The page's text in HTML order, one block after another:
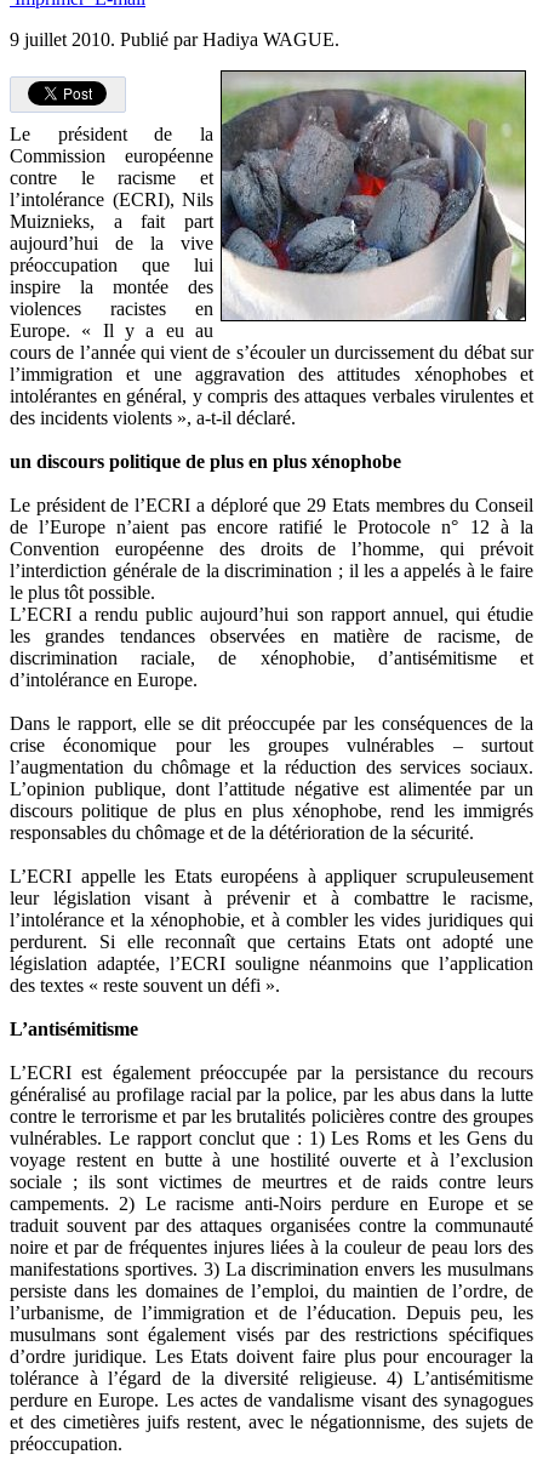
9 juillet 2010. Publié par Hadiya WAGUE.
Le président de la
Commission européenne
contre le racisme et
l’intolérance (ECRI), Nils
Muiznieks, a fait part
aujourd’hui de la vive
préoccupation que lui
inspire la montée des
violences racistes en
Europe. « Il y a eu au
cours de l’année qui vient de s’écouler un durcissement du débat sur
l’immigration et une aggravation des attitudes xénophobes et
intolérantes en général, y compris des attaques verbales virulentes et
des incidents violents », a-t-il déclaré.
un discours politique de plus en plus xénophobe
Le président de l’ECRI a déploré que 29 Etats membres du Conseil
de l’Europe n’aient pas encore ratifié le Protocole n° 12 à la
Convention européenne des droits de l’homme, qui prévoit
l’interdiction générale de la discrimination ; il les a appelés à le faire
le plus tôt possible.
L’ECRI a rendu public aujourd’hui son rapport annuel, qui étudie
les grandes tendances observées en matière de racisme, de
discrimination raciale, de xénophobie, d’antisémitisme et
d’intolérance en Europe.
Dans le rapport, elle se dit préoccupée par les conséquences de la
crise économique pour les groupes vulnérables – surtout
l’augmentation du chômage et la réduction des services sociaux.
L’opinion publique, dont l’attitude négative est alimentée par un
discours politique de plus en plus xénophobe, rend les immigrés
responsables du chômage et de la détérioration de la sécurité.
L’ECRI appelle les Etats européens à appliquer scrupuleusement
leur législation visant à prévenir et à combattre le racisme,
l’intolérance et la xénophobie, et à combler les vides juridiques qui
perdurent. Si elle reconnaît que certains Etats ont adopté une
législation adaptée, l’ECRI souligne néanmoins que l’application
des textes « reste souvent un défi ».
L’antisémitisme
L’ECRI est également préoccupée par la persistance du recours
généralisé au profilage racial par la police, par les abus dans la lutte
contre le terrorisme et par les brutalités policières contre des groupes
vulnérables. Le rapport conclut que : 1) Les Roms et les Gens du
voyage restent en butte à une hostilité ouverte et à l’exclusion
sociale ; ils sont victimes de meurtres et de raids contre leurs
campements. 2) Le racisme anti-Noirs perdure en Europe et se
traduit souvent par des attaques organisées contre la communauté
noire et par de fréquentes injures liées à la couleur de peau lors des
manifestations sportives. 3) La discrimination envers les musulmans
persiste dans les domaines de l’emploi, du maintien de l’ordre, de
l’urbanisme, de l’immigration et de l’éducation. Depuis peu, les
musulmans sont également visés par des restrictions spécifiques
d’ordre juridique. Les Etats doivent faire plus pour encourager la
tolérance à l’égard de la diversité religieuse. 4) L’antisémitisme
perdure en Europe. Les actes de vandalisme visant des synagogues
et des cimetières juifs restent, avec le négationnisme, des sujets de
préoccupation.